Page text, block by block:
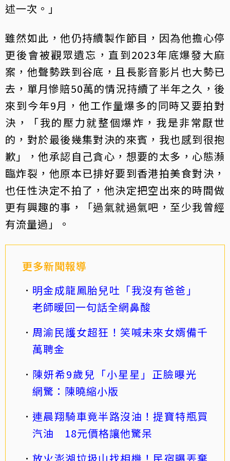
述一次。」
雖然如此，他仍持續製作節目，因為他擔心停
更後會被觀眾遺忘，直到2023年底爆發大麻
案，他聲勢跌到谷底，且長影音影片也大勢已
去，單月慘賠50萬的情況持續了半年之久，後
來到今年9月，他工作量爆多的同時又要拍對
決，「我的壓力就整個爆炸，我是非常厭世
的，對於最後幾集對決的來賓，我也感到很抱
歉」，他承認自己貪心，想要的太多，心態瀕
臨炸裂，他原本已排好要到香港拍美食對決，
也任性決定不拍了，他決定把空出來的時間做
更有興趣的事，「過氣就過氣吧，至少我曾經
有流量過」。
更多新聞報導
明金成龍鳳胎兒吐「我沒有爸爸」
老師暖回一句話全網鼻酸
周渝民護女超狂！笑喊未來女婿備千
萬聘金
陳妍希9歲兒「小星星」正臉曝光
網驚：陳曉縮小版
連晨翔騎車竟半路沒油！提寶特瓶買
汽油 18元價格讓他驚呆